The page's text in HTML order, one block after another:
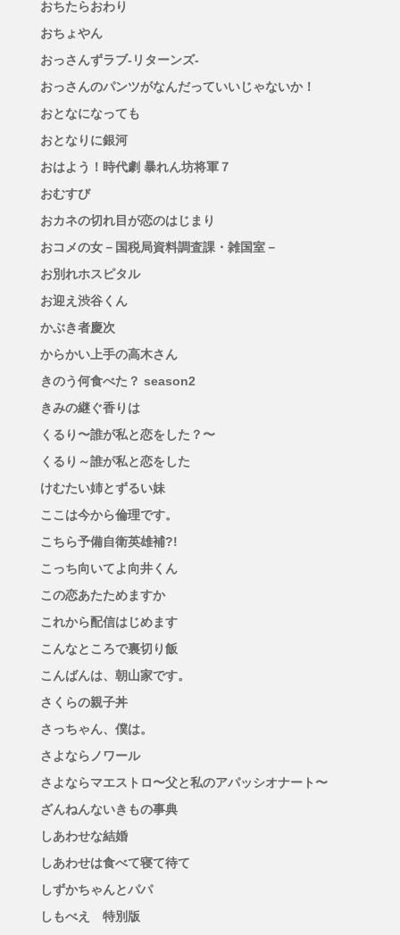
おちたらおわり
おちょやん
おっさんずラブ-リターンズ-
おっさんのパンツがなんだっていいじゃないか！
おとなになっても
おとなりに銀河
おはよう！時代劇 暴れん坊将軍７
おむすび
おカネの切れ目が恋のはじまり
おコメの女－国税局資料調査課・雑国室－
お別れホスピタル
お迎え渋谷くん
かぶき者慶次
からかい上手の高木さん
きのう何食べた？ season2
きみの継ぐ香りは
くるり〜誰が私と恋をした？〜
くるり～誰が私と恋をした
けむたい姉とずるい妹
ここは今から倫理です。
こちら予備自衛英雄補?!
こっち向いてよ向井くん
この恋あたためますか
これから配信はじめます
こんなところで裏切り飯
こんばんは、朝山家です。
さくらの親子丼
さっちゃん、僕は。
さよならノワール
さよならマエストロ〜父と私のアパッシオナート〜
ざんねんないきもの事典
しあわせな結婚
しあわせは食べて寝て待て
しずかちゃんとパパ
しもべえ 特別版